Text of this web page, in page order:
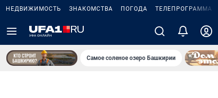
НЕДВИЖИМОСТЬ ЗНАКОМСТВА ПОГОДА ТЕЛЕПРОГРАММА
Самое соленое озеро Башкирии